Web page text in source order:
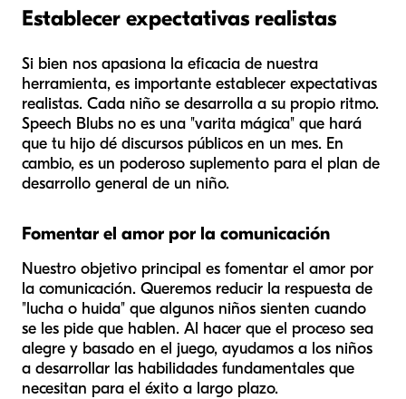
Establecer expectativas realistas
Si bien nos apasiona la eficacia de nuestra
herramienta, es importante establecer expectativas
realistas. Cada niño se desarrolla a su propio ritmo.
Speech Blubs no es una "varita mágica" que hará
que tu hijo dé discursos públicos en un mes. En
cambio, es un poderoso suplemento para el plan de
desarrollo general de un niño.
Fomentar el amor por la comunicación
Nuestro objetivo principal es fomentar el amor por
la comunicación. Queremos reducir la respuesta de
"lucha o huida" que algunos niños sienten cuando
se les pide que hablen. Al hacer que el proceso sea
alegre y basado en el juego, ayudamos a los niños
a desarrollar las habilidades fundamentales que
necesitan para el éxito a largo plazo.